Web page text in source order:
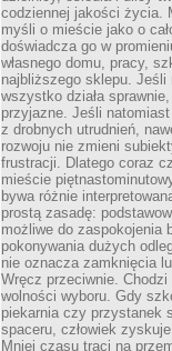
codziennej jakości życia.
myśli o mieście jako o
doświadcza go w
własnego domu, pracy,
najbliższego sklepu. Jeśli
wszystko działa
przyjazne. Jeśli
z drobnych utrudnień,
rozwoju nie zmieni
frustracji. Dlatego coraz
mieście
bywa różnie
prostą zasadę:
możliwe do zaspokojenia
pokonywania dużych
nie oznacza zamknięcia
Wręcz przeciwnie. Chodzi
wolności wyboru. Gdy
piekarnia czy przystanek
spaceru, człowiek
Mniej czasu traci na